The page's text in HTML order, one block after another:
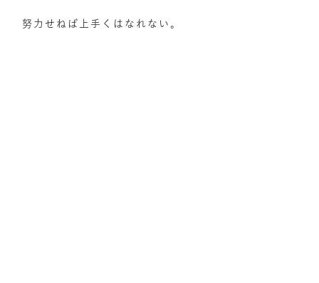
努力せねば上手くはなれない。